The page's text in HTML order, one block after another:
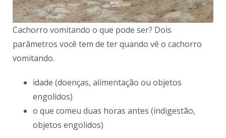
Cachorro vomitando o que pode ser? Dois
parâmetros você tem de ter quando vê o cachorro
vomitando.
idade (doenças, alimentação ou objetos
engolidos)
o que comeu duas horas antes (indigestão,
objetos engolidos)